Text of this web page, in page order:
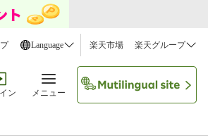
Language 楽天市場 楽天グループ
ン メニュー